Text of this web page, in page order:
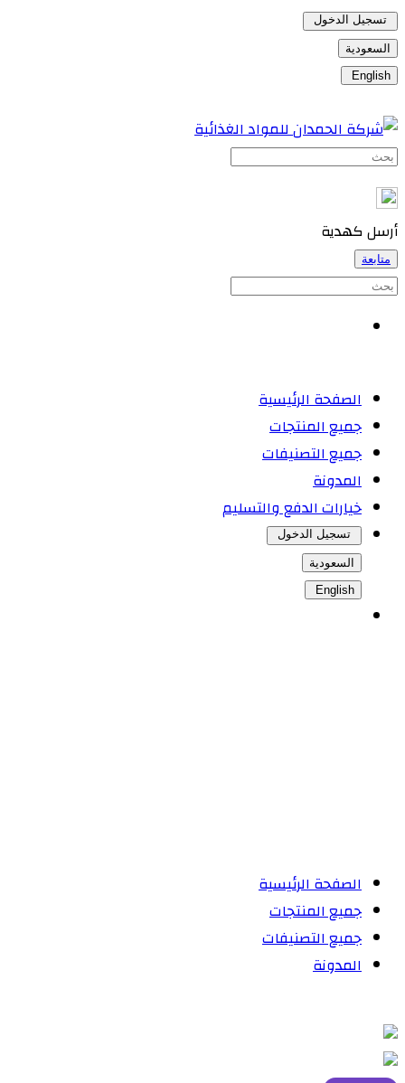
تسجيل الدخول
السعودية
English
أرسل كهدية
متابعة
الصفحة الرئيسية
جميع المنتجات
جميع التصنيفات
المدونة
خيارات الدفع والتسليم
تسجيل الدخول
السعودية
English
الصفحة الرئيسية
جميع المنتجات
جميع التصنيفات
المدونة